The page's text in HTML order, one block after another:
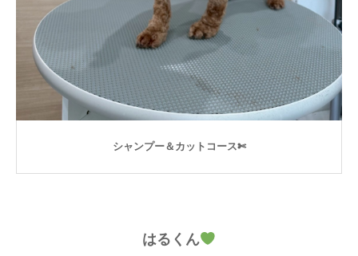
シャンプー＆カットコース✄
はるくん